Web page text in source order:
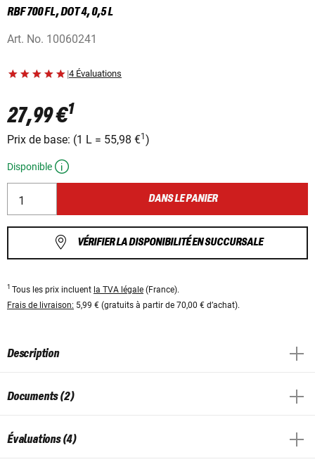
RBF 700 FL, DOT 4, 0,5 L
Art. No. 10060241
|4 Évaluations
27,99 €1
Prix ​​de base: (1 L = 55,98 €1 )
Disponible
DANS LE PANIER
VÉRIFIER LA DISPONIBILITÉ EN SUCCURSALE
1 Tous les prix incluent la TVA légale (France).
Frais de livraison: 5,99 € (gratuits à partir de 70,00 € d’achat).
Description
Documents (2)
Évaluations (4)